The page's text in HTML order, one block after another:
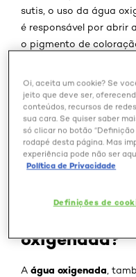
sutis, o uso da água
é responsável por abrir
o pigmento de
Para que você possa
água oxigenada nas
deBeleza
oxigenada , para que
Para que
oxigenada?
A água oxigenada ,
Oi, aceita um cookie? Se
jeito que deve ser,
conteúdos, recursos de
sua cara. Se quiser saber
só clicar no botão
rodapé desta página. Mas
experiência pode não ser
Política de Privacidade
Definições de